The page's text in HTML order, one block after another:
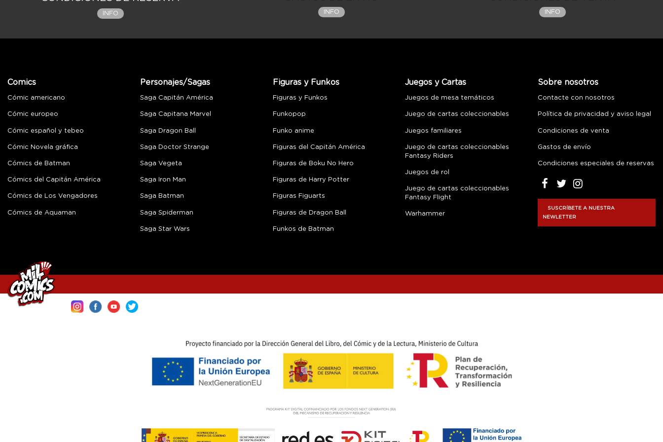
INFO INFO INFO
Comics
Cómic americano
Cómic europeo
Cómic español y tebeo
Cómic Novela gráfica
Cómics de Batman
Cómics del Capitán América
Cómics de Los Vengadores
Cómics de Aquaman
Personajes/Sagas
Saga Capitán América
Saga Capitana Marvel
Saga Dragon Ball
Saga Doctor Strange
Saga Vegeta
Saga Iron Man
Saga Batman
Saga Spiderman
Saga Star Wars
Figuras y Funkos
Figuras y Funkos
Funkopop
Funko anime
Figuras del Capitán América
Figuras de Boku No Hero
Figuras de Harry Potter
Figuras Figuarts
Figuras de Dragon Ball
Funkos de Batman
Juegos y Cartas
Juegos de mesa temáticos
Juego de cartas coleccionables
Juegos familiares
Juego de cartas coleccionables
Fantasy Riders
Juegos de rol
Juego de cartas coleccionables
Fantasy Flight
Warhammer
Sobre nosotros
Contacte con nosotros
Política de privacidad y aviso legal
Condiciones de venta
Gastos de envío
Condiciones especiales de reservas
SUSCRÍBETE A NUESTRA
NEWLETTER